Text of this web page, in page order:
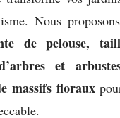
Nous
de pelouse,
et
massifs floraux